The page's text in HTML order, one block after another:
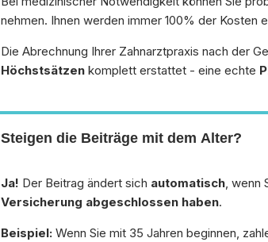
nehmen. Ihnen werden immer 100% der Kosten
Die Abrechnung Ihrer Zahnarztpraxis nach der
Höchstsätzen komplett erstattet - eine echte
Steigen die Beiträge mit dem Alter?
Ja! Der Beitrag ändert sich automatisch, wenn
Versicherung abgeschlossen haben.
Beispiel: Wenn Sie mit 35 Jahren beginnen,